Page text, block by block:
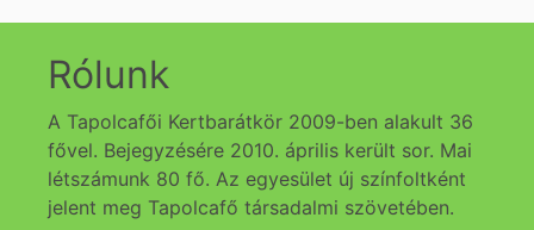
Rólunk
A Tapolcafői Kertbarátkör 2009-ben alakult 36
fővel. Bejegyzésére 2010. április került sor. Mai
létszámunk 80 fő. Az egyesület új színfoltként
jelent meg Tapolcafő társadalmi szövetében.